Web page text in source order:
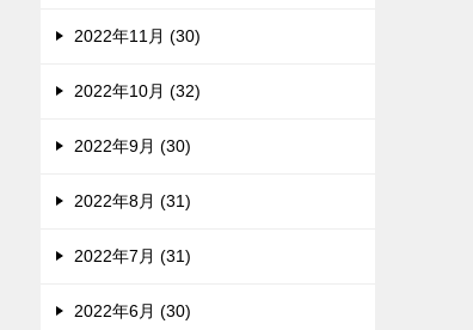
2022年11月 (30)
2022年10月 (32)
2022年9月 (30)
2022年8月 (31)
2022年7月 (31)
2022年6月 (30)